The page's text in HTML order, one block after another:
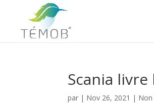
Scania
par | Nov 26, 2021 | Non